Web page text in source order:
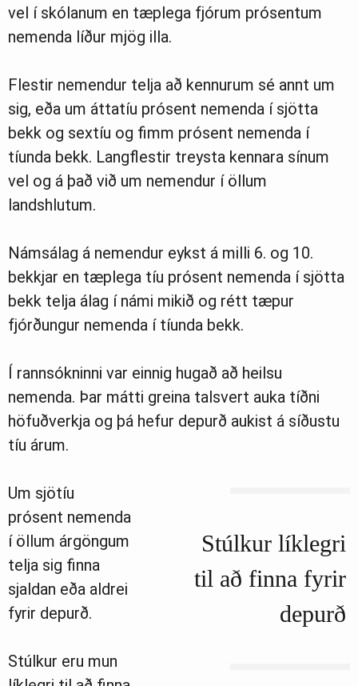
vel í skólanum en tæplega fjórum prósentum
nemenda líður mjög illa.
Flestir nemendur telja að kennurum sé annt um
sig, eða um áttatíu prósent nemenda í sjötta
bekk og sextíu og fimm prósent nemenda í
tíunda bekk. Langflestir treysta kennara sínum
vel og á það við um nemendur í öllum
landshlutum.
Námsálag á nemendur eykst á milli 6. og 10.
bekkjar en tæplega tíu prósent nemenda í sjötta
bekk telja álag í námi mikið og rétt tæpur
fjórðungur nemenda í tíunda bekk.
Í rannsókninni var einnig hugað að heilsu
nemenda. Þar mátti greina talsvert auka tíðni
höfuðverkja og þá hefur depurð aukist á síðustu
tíu árum.
Stúlkur líklegri
til að finna fyrir
depurð
Um sjötíu
prósent nemenda
í öllum árgöngum
telja sig finna
sjaldan eða aldrei
fyrir depurð.
Stúlkur eru mun